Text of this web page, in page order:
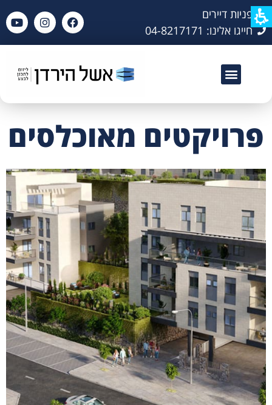
פניות דיירים
חייגו אלינו: 04-8217171
פרויקטים מאוכלסים